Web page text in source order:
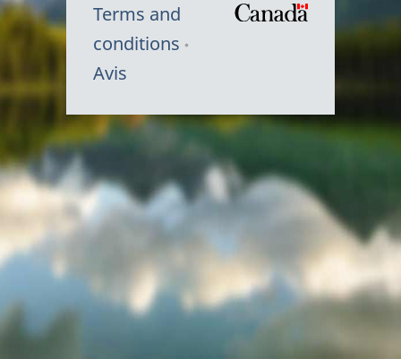
Terms and
conditions
Avis
Symbole
du